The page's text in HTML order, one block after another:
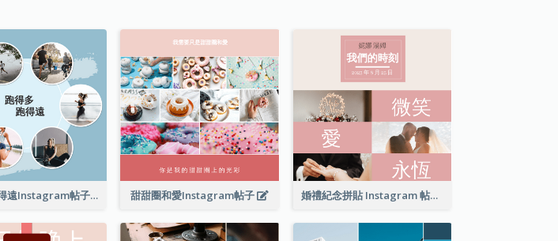
跑得多跑得遠Instagram帖子 甜甜圈和愛Instagram帖子 婚禮紀念拼貼 Instagram 帖子